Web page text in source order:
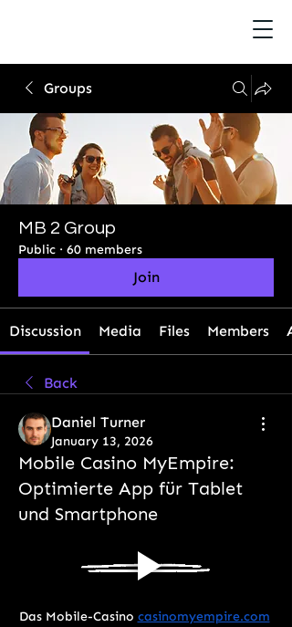
Groups
MB 2 Group
Public · 60 members
Join
Discussion Media Files Members
Back
Daniel Turner
January 13, 2026
Mobile Casino MyEmpire:
Optimierte App für Tablet
und Smartphone
Das Mobile-Casino casinomyempire.com